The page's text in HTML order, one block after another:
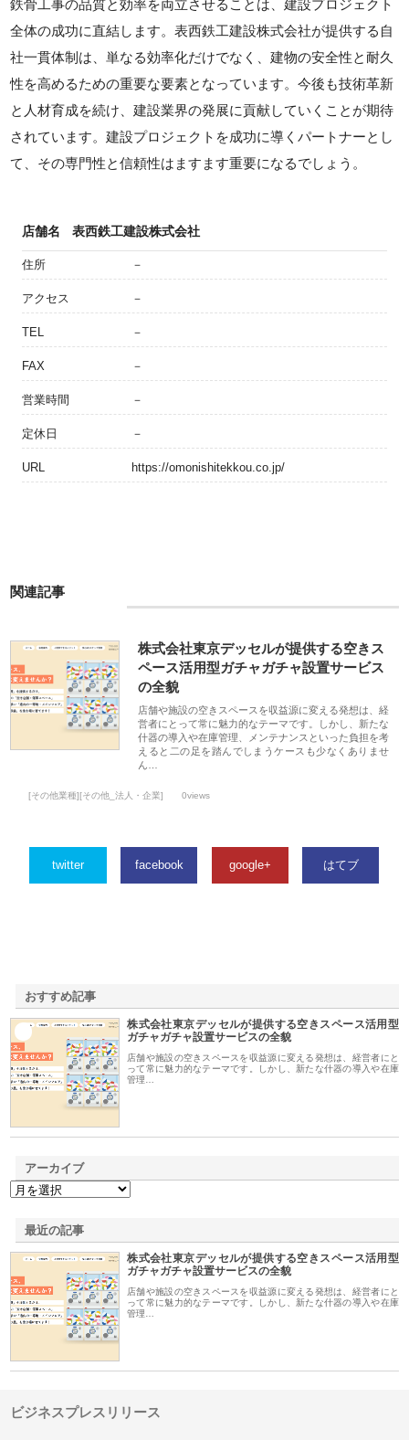
鉄骨工事の品質と効率を両立させることは、建設プロジェクト
全体の成功に直結します。表西鉄工建設株式会社が提供する自
社一貫体制は、単なる効率化だけでなく、建物の安全性と耐久
性を高めるための重要な要素となっています。今後も技術革新
と人材育成を続け、建設業界の発展に貢献していくことが期待
されています。建設プロジェクトを成功に導くパートナーとし
て、その専門性と信頼性はますます重要になるでしょう。
店舗名 表西鉄工建設株式会社
住所 －
アクセス －
TEL －
FAX －
営業時間 －
定休日 －
URL https://omonishitekkou.co.jp/
関連記事
株式会社東京デッセルが提供する空きス
ペース活用型ガチャガチャ設置サービス
の全貌
店舗や施設の空きスペースを収益源に変える発想は、経
営者にとって常に魅力的なテーマです。しかし、新たな
什器の導入や在庫管理、メンテナンスといった負担を考
えると二の足を踏んでしまうケースも少なくありませ
ん…
[その他業種][その他_法人・企業] 0views
twitter facebook google+ はてブ
おすすめ記事
株式会社東京デッセルが提供する空きスペース活用型
ガチャガチャ設置サービスの全貌
店舗や施設の空きスペースを収益源に変える発想は、経営者にと
って常に魅力的なテーマです。しかし、新たな什器の導入や在庫
管理…
アーカイブ
最近の記事
株式会社東京デッセルが提供する空きスペース活用型
ガチャガチャ設置サービスの全貌
店舗や施設の空きスペースを収益源に変える発想は、経営者にと
って常に魅力的なテーマです。しかし、新たな什器の導入や在庫
管理…
ビジネスプレスリリース